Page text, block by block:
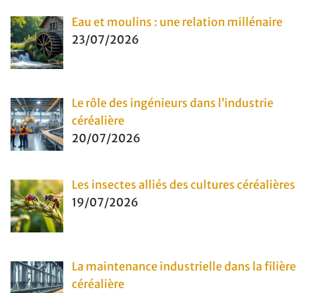
Eau et moulins : une relation millénaire
23/07/2026
Le rôle des ingénieurs dans l’industrie
céréalière
20/07/2026
Les insectes alliés des cultures céréalières
19/07/2026
La maintenance industrielle dans la filière
céréalière